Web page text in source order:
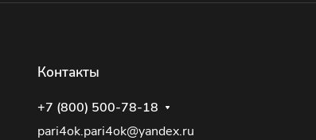
Контакты
+7 (800) 500-78-18
pari4ok.pari4ok@yandex.ru